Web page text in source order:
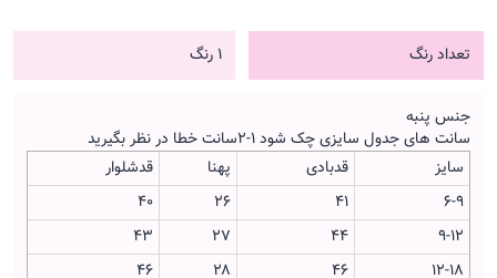
تعداد رنگ 1 رنگ
جنس پنبه
سانت های جدول سایزی چک شود ۱-۲سانت خطا در نظر بگیرید
سایز
قدبادی پهنا
قدشلوار
۶-۹
۴۱ ۲۶
۴۰
۹-۱۲
۴۴ ۲۷
۴۳
۱۲-۱۸
۴۶ ۲۸
۴۶